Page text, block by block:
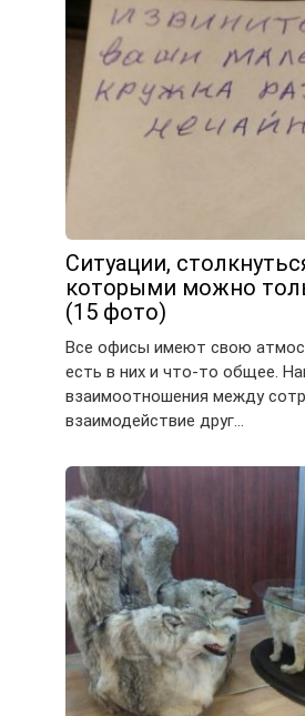
Ситуации,
которыми можно
(15 фото)
Все офисы имеют свою
есть в них и что-то общее.
взаимоотношения между
взаимодействие друг…